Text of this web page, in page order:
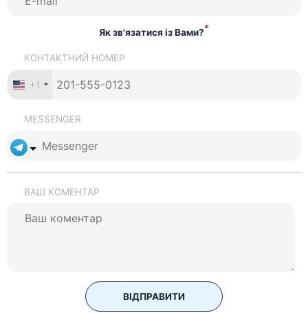
Як зв'язатися із Вами?*
КОНТАКТНИЙ НОМЕР
+1
MESSENGER
ВАШ КОМЕНТАР
ВІДПРАВИТИ